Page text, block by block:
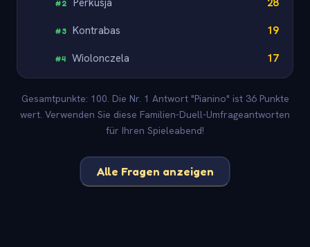
#2
#3 Kontrabas 19
#4 Wiolonczela 17
Gesamtpunkte: 100. Die Nr. 1 Antwort "Pianino" ist 36 Punkte
wert. Verwenden Sie diese Familien-Duell-Umfrageantworten
für Ihren Spieleabend!
Alle Fragen anzeigen